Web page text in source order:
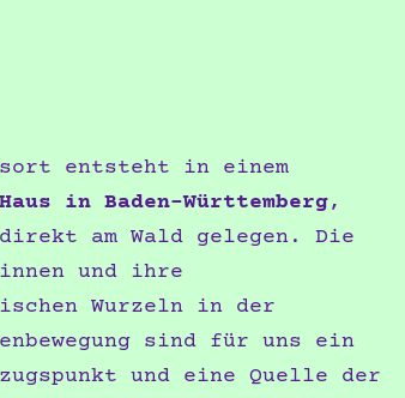
entsteht in einem
in Baden-Württemberg,
direkt am Wald gelegen. Die
und ihre
Wurzeln in der
sind für uns ein
und eine Quelle der